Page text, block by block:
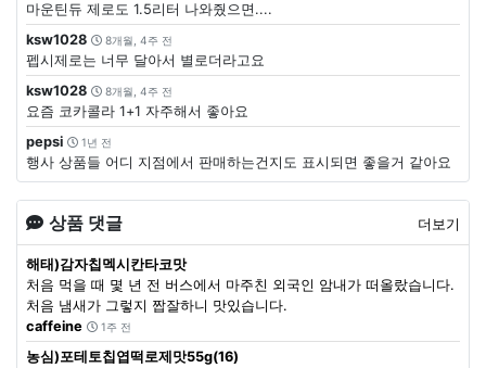
마운틴듀 제로도 1.5리터 나와줬으면....
ksw1028
8개월, 4주 전
펩시제로는 너무 달아서 별로더라고요
ksw1028
8개월, 4주 전
요즘 코카콜라 1+1 자주해서 좋아요
pepsi
1년 전
행사 상품들 어디 지점에서 판매하는건지도 표시되면 좋을거 같아요
상품 댓글 더보기
해태)감자칩멕시칸타코맛
처음 먹을 때 몇 년 전 버스에서 마주친 외국인 암내가 떠올랐습니다.
처음 냄새가 그렇지 짭잘하니 맛있습니다.
caffeine
1주 전
농심)포테토칩엽떡로제맛55g(16)